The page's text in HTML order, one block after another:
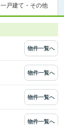
一戸建て・その他
物件一覧へ
物件一覧へ
物件一覧へ
物件一覧へ